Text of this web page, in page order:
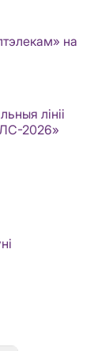
на
лініі
2026»